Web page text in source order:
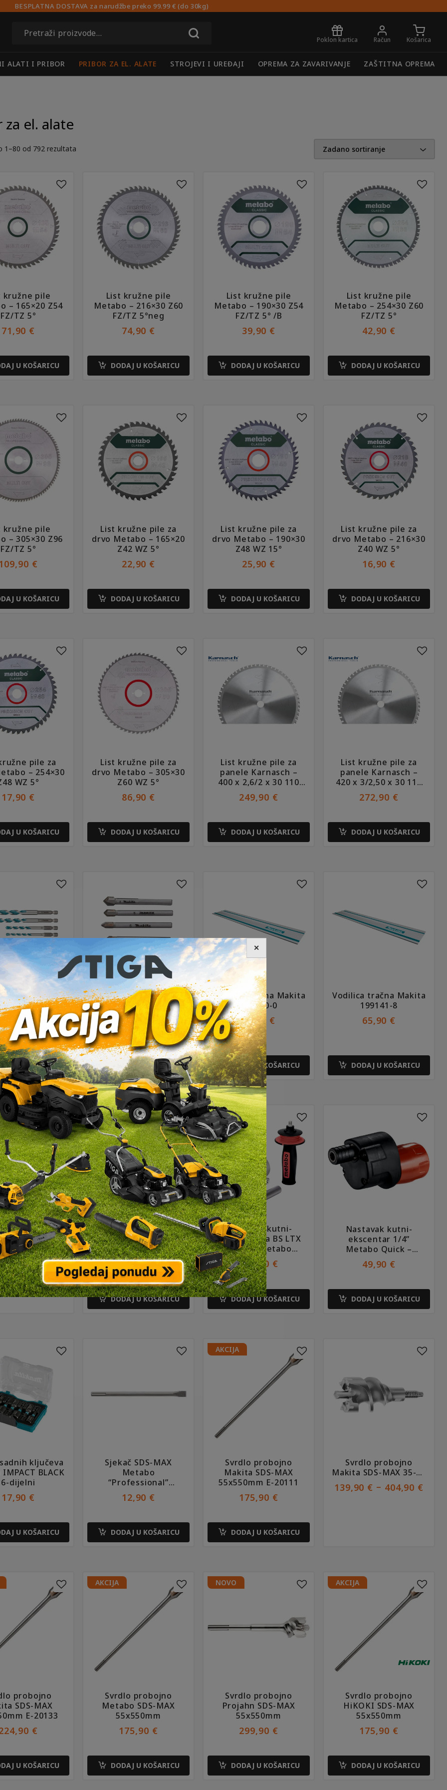
BESPLATNA DOSTAVA za narudžbe preko 99.99 € (do 30kg)
ALATI I PRIBOR PRIBOR ZA EL. ALATE STROJEVI I UREĐAJI OPREMA ZA ZAVARIVANJE ZAŠTITNA OPREMA
Košarica
Račun
Poklon kartica
Pretraži:
za el. alate
1–80 od 792 rezultata
kružne pile
– 165×20 Z54
FZ/TZ 5°
71,90 €
U KOŠARICU
List kružne pile
Metabo – 216×30 Z60
FZ/TZ 5°neg
74,90 €
DODAJ U KOŠARICU
List kružne pile
Metabo – 190×30 Z54
FZ/TZ 5° /B
39,90 €
DODAJ U KOŠARICU
List kružne pile
Metabo – 254×30 Z60
FZ/TZ 5°
42,90 €
DODAJ U KOŠARICU
kružne pile
– 305×30 Z96
FZ/TZ 5°
€
U KOŠARICU
List kružne pile za
drvo Metabo – 165×20
Z42 WZ 5°
22,90 €
DODAJ U KOŠARICU
List kružne pile za
drvo Metabo – 190×30
Z48 WZ 15°
25,90 €
DODAJ U KOŠARICU
List kružne pile za
drvo Metabo – 216×30
Z40 WZ 5°
16,90 €
DODAJ U KOŠARICU
pile za
– 254×30
WZ 5°
17,90 €
U KOŠARICU
List kružne pile za
drvo Metabo – 305×30
Z60 WZ 5°
86,90 €
DODAJ U KOŠARICU
List kružne pile za
panele Karnasch –
400 x 2,6/2 x 30 110
TFF
249,90 €
DODAJ U KOŠARICU
List kružne pile za
panele Karnasch –
420 x 3/2,50 x 30 110
TFF
272,90 €
DODAJ U KOŠARICU
bit svrdla
E-25432 5/1
7,90€
U KOŠARICU
Svrdlo za staklo
Makita E-25410 5/1
7,90 €
DODAJ U KOŠARICU
Vodilica tračna Makita
199140-0
49,90 €
DODAJ U KOŠARICU
Vodilica tračna Makita
199141-8
65,90 €
DODAJ U KOŠARICU
traka
CS Y 920
€ – 23,90€RASPON
CIJENA:
OD
21,90 €
DO
HiKOKI list sabljaste
pile INOX 2/1 – za
meso/kosti/led
752687
10,90€
DODAJ U KOŠARICU
Nastavak kutni-
ekscentar za BS LTX
“Quick” Metabo
627343000
119,90 €
DODAJ U KOŠARICU
Nastavak kutni-
ekscentar 1/4”
Metabo Quick –
627234000
49,90 €
DODAJ U KOŠARICU
ključeva
BLACK
6-dijelni
17,90 €
U KOŠARICU
Sjekač SDS-MAX
Metabo
“Professional”
25x400mm
12,90 €
DODAJ U KOŠARICU
Svrdlo probojno
Makita SDS-MAX
55x550mm E-20111
AKCIJA
175,90 €
DODAJ U KOŠARICU
Svrdlo probojno
Makita SDS-MAX 35-90
mm
139,90 € – 404,90 €
varijanti.
Opcije
proizvoda
probojno
SDS-MAX
E-20133
€
U KOŠARICU
Svrdlo probojno
Metabo SDS-MAX
55x550mm
AKCIJA
175,90 €
DODAJ U KOŠARICU
Svrdlo probojno
Projahn SDS-MAX
55x550mm
NOVO
299,90 €
DODAJ U KOŠARICU
Svrdlo probojno
HiKOKI SDS-MAX
55x550mm
AKCIJA
175,90 €
DODAJ U KOŠARICU
✕